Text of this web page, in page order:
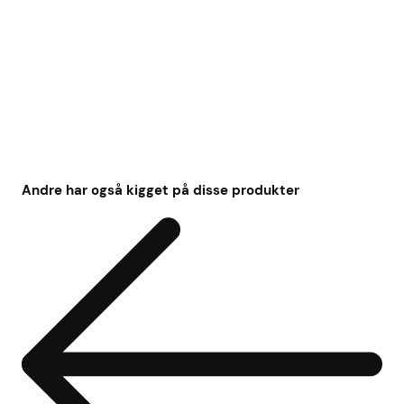
Andre har også kigget på disse produkter